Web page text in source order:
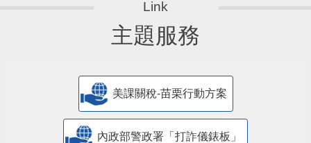
主題服務
美課關稅-苗栗行動方案
內政部警政署「打詐儀錶板」